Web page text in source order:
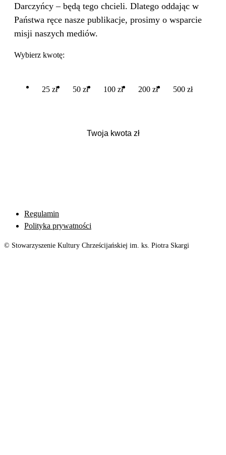
Darczyńcy – będą tego chcieli. Dlatego oddając w
Państwa ręce nasze publikacje, prosimy o wsparcie
misji naszych mediów.
Wybierz kwotę:
25 zł 50 zł 100 zł 200 zł 500 zł
Regulamin
Polityka prywatności
© Stowarzyszenie Kultury Chrześcijańskiej im. ks. Piotra Skargi